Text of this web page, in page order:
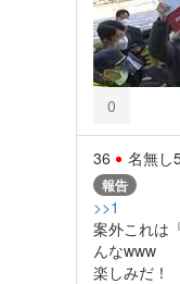
0
36 名無し
報告
>>1
案外これは
んなwww
楽しみだ！